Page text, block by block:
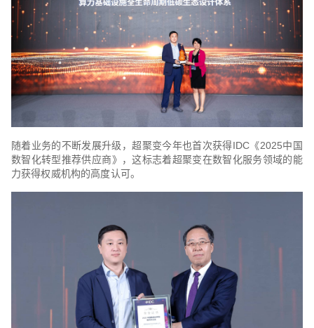
随着业务的不断发展升级，超聚变今年也首次获得IDC《2025中国
数智化转型推荐供应商》，这标志着超聚变在数智化服务领域的能
力获得权威机构的高度认可。